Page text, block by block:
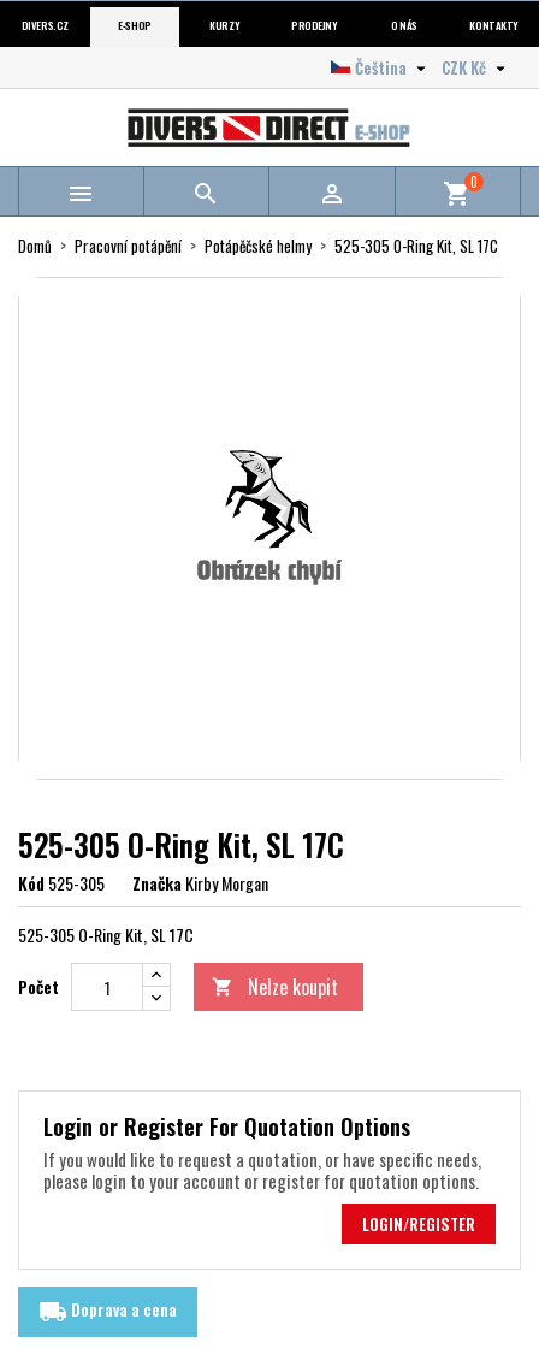
DIVERS.CZ E-SHOP KURZY PRODEJNY O NÁS KONTAKTY
CZK Kč 
Čeština 
   shopping_cart0
Domů Pracovní potápění Potápěčské helmy 525-305 O-Ring Kit, SL 17C
525-305 O-Ring Kit, SL 17C
Kód525-305 ZnačkaKirby Morgan
525-305 O-Ring Kit, SL 17C
Počet  Nelze koupit
Login or Register For Quotation Options
If you would like to request a quotation, or have specific needs,
please login to your account or register for quotation options.
LOGIN/REGISTER
local_shipping Doprava a cena